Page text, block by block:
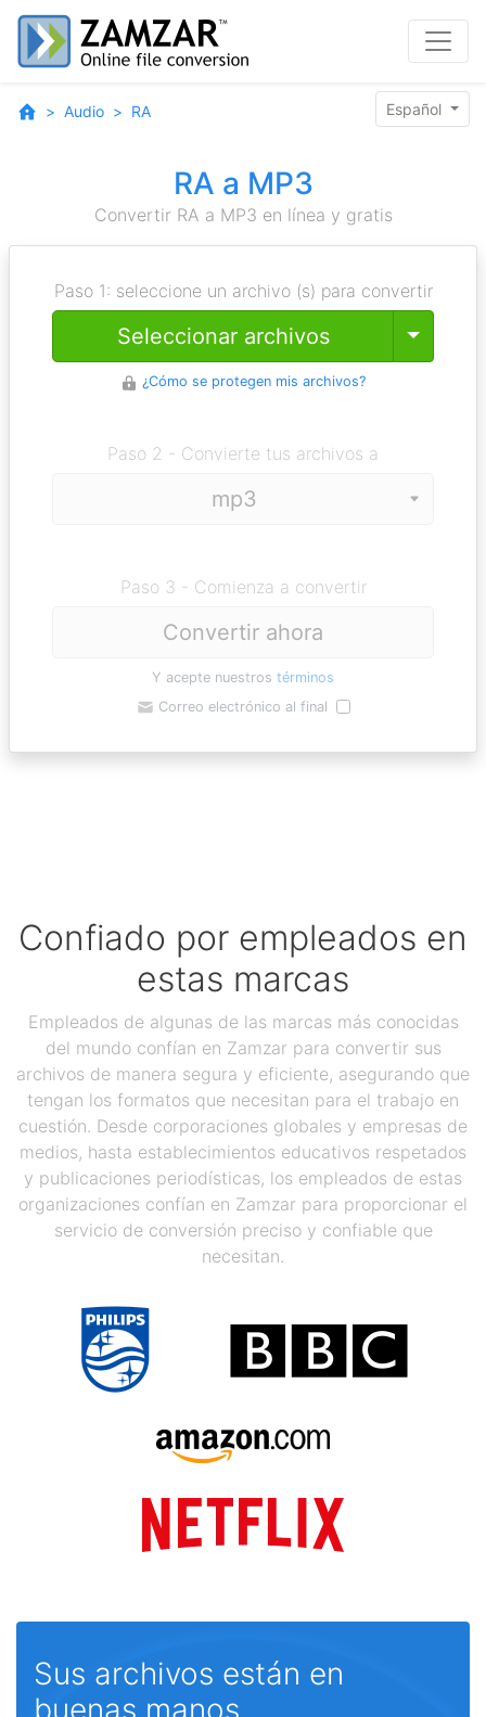
Audio RA Español
RA a MP3
Convertir RA a MP3 en línea y gratis
Paso 1: seleccione un archivo (s) para convertir
Seleccionar archivos Toggle
¿Cómo se protegen mis archivos?
Paso 2 - Convierte tus archivos a
Paso 3 - Comienza a convertir
Convertir ahora
Y acepte nuestros términos
Correo electrónico al final
Confiado por empleados en
estas marcas
Empleados de algunas de las marcas más conocidas
del mundo confían en Zamzar para convertir sus
archivos de manera segura y eficiente, asegurando que
tengan los formatos que necesitan para el trabajo en
cuestión. Desde corporaciones globales y empresas de
medios, hasta establecimientos educativos respetados
y publicaciones periodísticas, los empleados de estas
organizaciones confían en Zamzar para proporcionar el
servicio de conversión preciso y confiable que
necesitan.
Sus archivos están en
buenas manos